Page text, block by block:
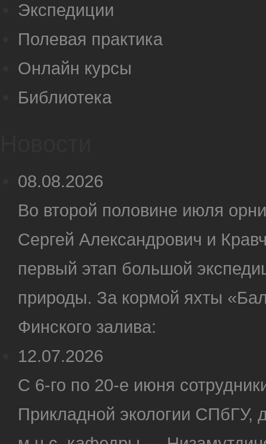
Экспедиции
Полевая практика
Онлайн курсы
Библиотека
08.08.2026
Во второй половине июля
Сергей Александрович и
первый этап большой
природы. За кормой яхты
Финского залива:
12.07.2026
С 6-го по 20-е июня
Прикладной экологии СПбГУ,